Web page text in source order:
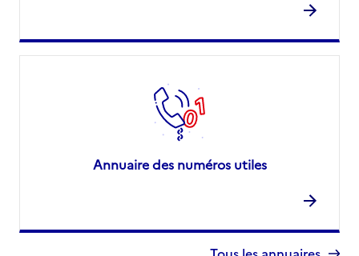
Annuaire des numéros utiles